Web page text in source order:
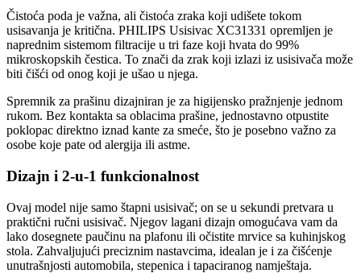
Čistoća poda je važna, ali čistoća zraka koji udišete tokom
usisavanja je kritična. PHILIPS Usisivac XC31331 opremljen je
naprednim sistemom filtracije u tri faze koji hvata do 99%
mikroskopskih čestica. To znači da zrak koji izlazi iz usisivača može
biti čišći od onog koji je ušao u njega.
Spremnik za prašinu dizajniran je za higijensko pražnjenje jednom
rukom. Bez kontakta sa oblacima prašine, jednostavno otpustite
poklopac direktno iznad kante za smeće, što je posebno važno za
osobe koje pate od alergija ili astme.
Dizajn i 2-u-1 funkcionalnost
Ovaj model nije samo štapni usisivač; on se u sekundi pretvara u
praktični ručni usisivač. Njegov lagani dizajn omogućava vam da
lako dosegnete paučinu na plafonu ili očistite mrvice sa kuhinjskog
stola. Zahvaljujući preciznim nastavcima, idealan je i za čišćenje
unutrašnjosti automobila, stepenica i tapaciranog namještaja.